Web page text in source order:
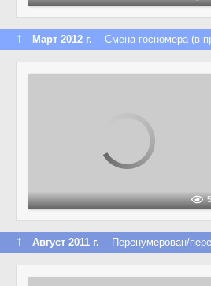
↑ Март 2012 г. Смена госномера (в
↑ Август 2011 г. Перенумерован/